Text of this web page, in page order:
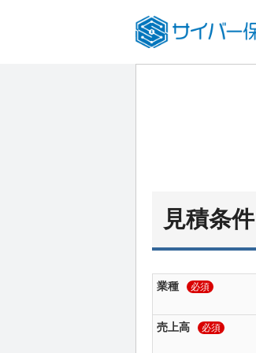
見積条件
業種 必須
売上高 必須